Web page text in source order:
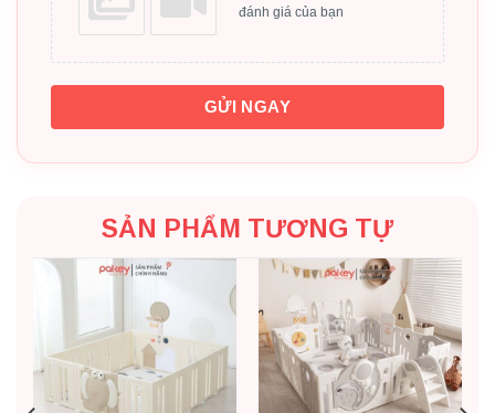
đánh giá của bạn
GỬI NGAY
SẢN PHẨM TƯƠNG TỰ